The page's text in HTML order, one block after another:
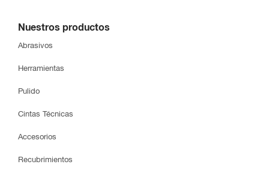
Nuestros productos
Abrasivos
Herramientas
Pulido
Cintas Técnicas
Accesorios
Recubrimientos